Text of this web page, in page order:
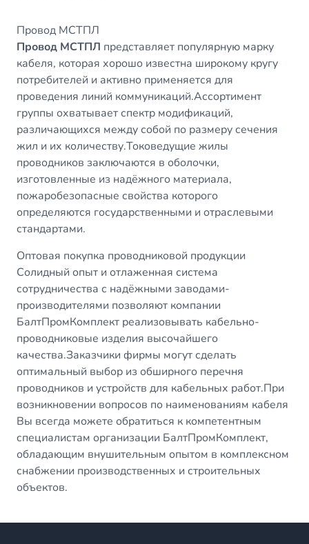
Провод МСТПЛ
Провод МСТПЛ представляет популярную марку
кабеля, которая хорошо известна широкому кругу
потребителей и активно применяется для
проведения линий коммуникаций.Ассортимент
группы охватывает спектр модификаций,
различающихся между собой по размеру сечения
жил и их количеству.Токоведущие жилы
проводников заключаются в оболочки,
изготовленные из надёжного материала,
пожаробезопасные свойства которого
определяются государственными и отраслевыми
стандартами.
Оптовая покупка проводниковой продукции
Солидный опыт и отлаженная система
сотрудничества с надёжными заводами-
производителями позволяют компании
БалтПромКомплект реализовывать кабельно-
проводниковые изделия высочайшего
качества.Заказчики фирмы могут сделать
оптимальный выбор из обширного перечня
проводников и устройств для кабельных работ.При
возникновении вопросов по наименованиям кабеля
Вы всегда можете обратиться к компетентным
специалистам организации БалтПромКомплект,
обладающим внушительным опытом в комплексном
снабжении производственных и строительных
объектов.